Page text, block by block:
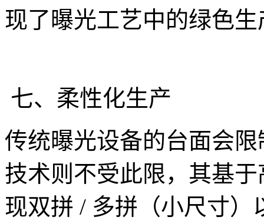
现了曝光工艺中的绿色
七、柔性化生产
传统曝光设备的台面会
技术则不受此限，其基
现双拼 / 多拼（小尺寸